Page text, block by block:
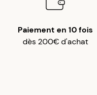
Paiement en 10 fois
dès 200€ d'achat